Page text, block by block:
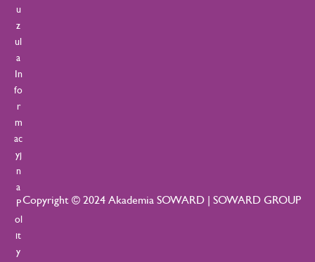
Copyright © 2024 Akademia SOWARD | SOWARD GROUP
u
z
ul
a
In
fo
r
m
ac
yj
n
a
P
ol
it
y